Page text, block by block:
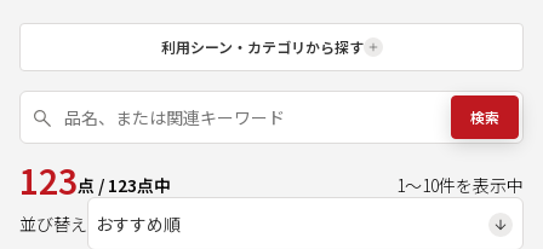
利用シーン・カテゴリから探す
検索
123点 / 123点中 1～10件を表示中
並び替え